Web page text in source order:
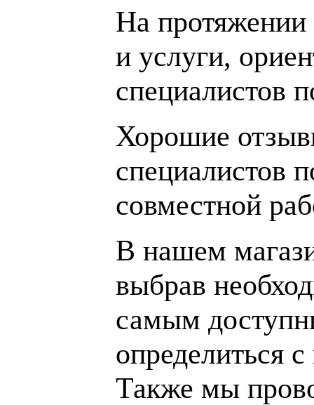
На протяжении
и услуги,
специалистов
Хорошие
специалистов
совместной
В нашем
выбрав
самым
определиться
Также мы